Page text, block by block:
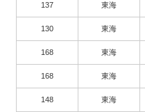
137 東海
130 東海
168 東海
168 東海
148 東海